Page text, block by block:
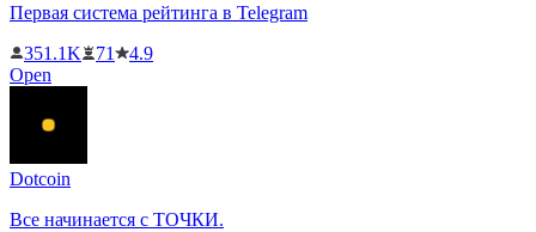
Первая система рейтинга в Telegram
351.1K
71
4.9
Open
Dotcoin
Все начинается с ТОЧКИ.